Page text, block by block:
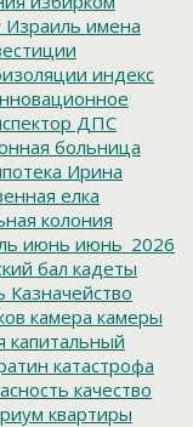
Израиль имена
индекс
ДПС
больница
Ирина
елка
колония
июнь июнь_2026
бал кадеты
Казначейство
камера камеры
капитальный
катастрофа
качество
квартиры